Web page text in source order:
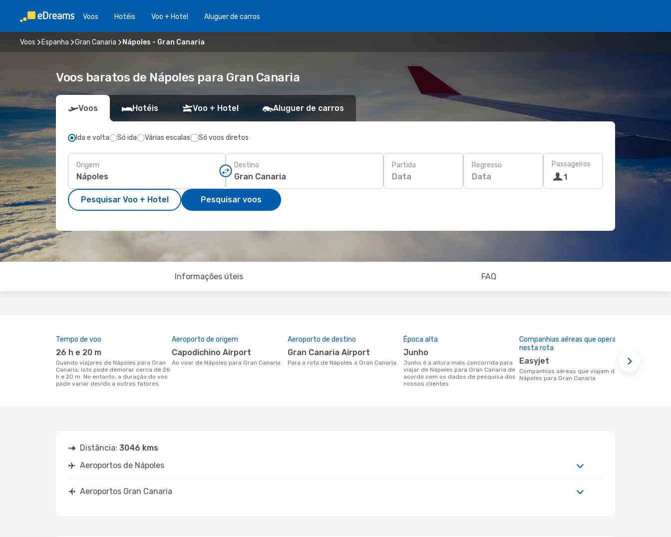
Voos Hotéis Voo + Hotel Aluguer de carros
Voos Espanha Gran Canaria Nápoles - Gran Canaria
Voos baratos de Nápoles para Gran Canaria
Voos Hotéis Voo + Hotel Aluguer de carros
Ida e volta Só ida Várias escalas Só voos diretos
Origem Destino Partida
Data
Regresso
Data
Passageiros
1
Pesquisar Voo + Hotel Pesquisar voos
Informações úteis FAQ
Tempo de voo
26 h e 20 m
Quando viajares de Nápoles para Gran
Canaria, isto pode demorar cerca de 26
h e 20 m. No entanto, a duração do voo
pode variar devido a outros fatores
Aeroporto de origem
Capodichino Airport
Ao voar de Nápoles para Gran Canaria
Aeroporto de destino
Gran Canaria Airport
Para a rota de Nápoles a Gran Canaria
Época alta
junho
junho é a altura mais concorrida para
viajar de Nápoles para Gran Canaria de
acordo com os dados de pesquisa dos
nossos clientes
Companhias aéreas que operam
nesta rota
Easyjet
Companhias aéreas que viajam de
Nápoles para Gran Canaria
Distância: 3046 kms
Aeroportos de Nápoles
Aeroportos Gran Canaria